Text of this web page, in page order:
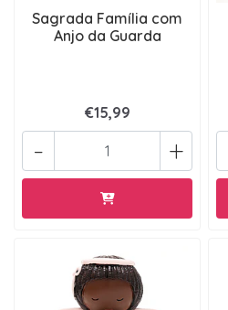
Sagrada Famí­lia com
Anjo da Guarda
€15,99
+
-